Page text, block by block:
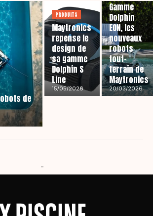
de
PRODUITS
Maytronics
repense le
design de
sa gamme
Dolphin S
Line
15/05/2026
Gamme
Dolphin
EON, les
nouveaux
robots
tout-
terrain de
Maytronics
20/03/2026
-